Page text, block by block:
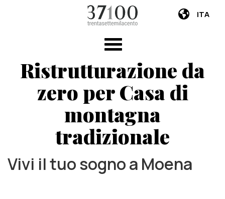
ITA
Ristrutturazione da
zero per Casa di
montagna
tradizionale
Vivi il tuo sogno a Moena